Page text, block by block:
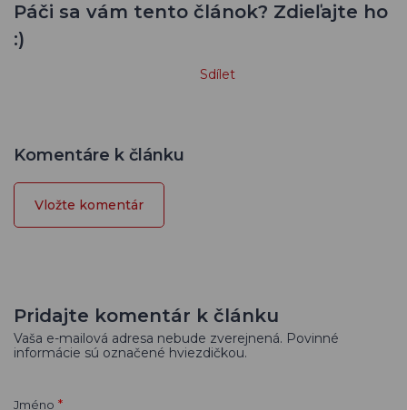
Páči sa vám tento článok? Zdieľajte ho
:)
Sdílet
Komentáre k článku
Vložte komentár
Pridajte komentár k článku
Vaša e-mailová adresa nebude zverejnená. Povinné
informácie sú označené hviezdičkou.
Jméno *